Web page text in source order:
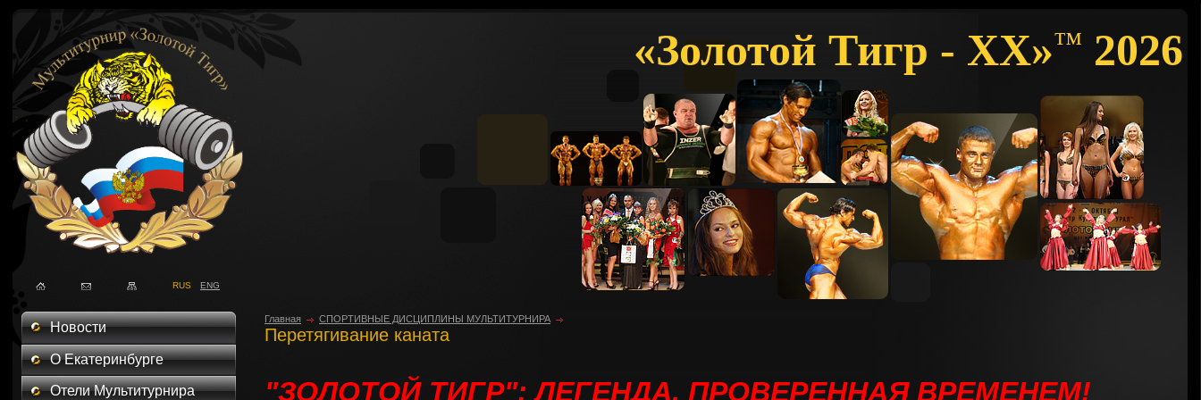
«Золотой Тигр - XX»™ 2026
RUS ENG
Новости
О Екатеринбурге
Отели Мультитурнира
Главная СПОРТИВНЫЕ ДИСЦИПЛИНЫ МУЛЬТИТУРНИРА
Перетягивание каната
"ЗОЛОТОЙ ТИГР": ЛЕГЕНДА, ПРОВЕРЕННАЯ ВРЕМЕНЕМ!